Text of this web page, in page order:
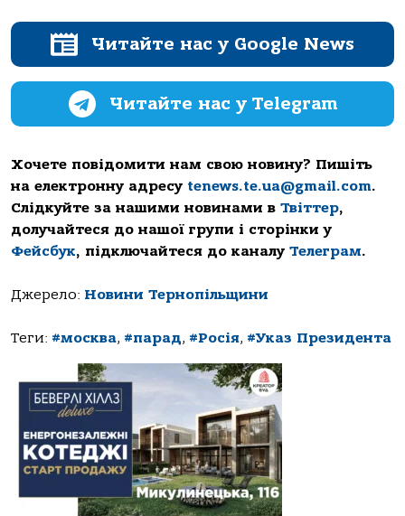
Читайте нас у Google News
Читайте нас у Telegram
Хочете повідомити нам свою новину? Пишіть
на електронну адресу tenews.te.ua@gmail.com.
Слідкуйте за нашими новинами в Твіттер,
долучайтеся до нашої групи і сторінки у
Фейсбук, підключайтеся до каналу Телеграм.
Джерело: Новини Тернопільщини
Теги: #москва, #парад, #Росія, #Указ Президента